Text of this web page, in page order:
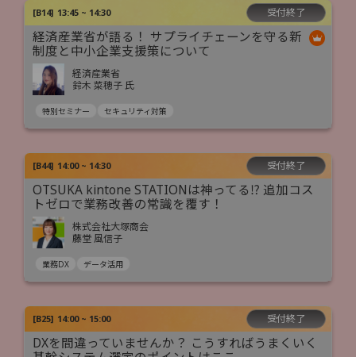
[B14] 13:45 ~ 14:30 受付終了
経済産業省が語る！ サプライチェーンを守る新
制度と中小企業支援策について
経済産業省
鈴木 菜穂子 氏
特別セミナー セキュリティ対策
[B44] 14:00 ~ 14:30 受付終了
OTSUKA kintone STATIONは神ってる⁉ 追加コス
トゼロで業務改善の常識を覆す！
株式会社大塚商会
藤堂 風信子
業務DX データ活用
[B25] 14:00 ~ 15:00 受付終了
DXを間違っていませんか？ こうすればうまくいく